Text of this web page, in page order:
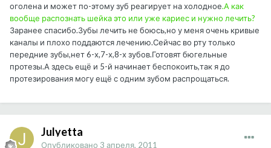
оголена и может по-этому зуб реагирует на холодное.А как
вообще распознать шейка это или уже кариес и нужно лечить?
Заранее спасибо.Зубы лечить не боюсь,но у меня очень кривые
каналы и плохо поддаются лечению.Сейчас во рту только
передние зубы,нет 6-х,7-х,8-х зубов.Готовят бюгельные
протезы.А здесь ещё и 5-й начинает беспокоить,так я до
протезирования могу ещё с одним зубом распрощаться.
Julyetta
Опубликовано 3 апреля, 2011